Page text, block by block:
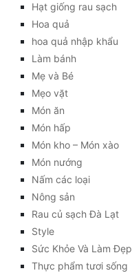
Hạt giống rau sạch
Hoa quả
hoa quả nhập khẩu
Làm bánh
Mẹ và Bé
Mẹo vặt
Món ăn
Món hấp
Món kho – Món xào
Món nướng
Nấm các loại
Nông sản
Rau củ sạch Đà Lạt
Style
Sức Khỏe Và Làm Đẹp
Thực phẩm tươi sống